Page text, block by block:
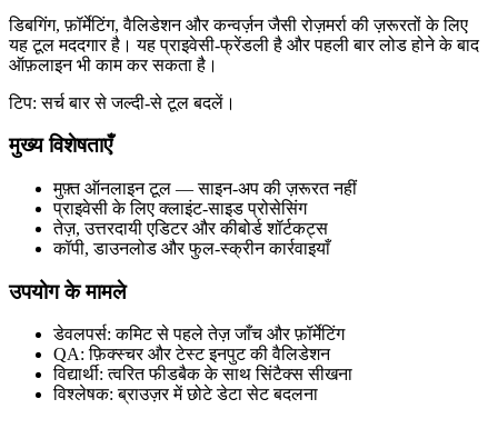
डिबगिंग, फ़ॉर्मेटिंग, वैलिडेशन और कन्वर्ज़न जैसी रोज़मर्रा की ज़रूरतों के लिए
यह टूल मददगार है। यह प्राइवेसी‑फ्रेंडली है और पहली बार लोड होने के बाद
ऑफ़लाइन भी काम कर सकता है।
टिप: सर्च बार से जल्दी‑से टूल बदलें।
मुख्य विशेषताएँ
मुफ़्त ऑनलाइन टूल — साइन‑अप की ज़रूरत नहीं
प्राइवेसी के लिए क्लाइंट‑साइड प्रोसेसिंग
तेज़, उत्तरदायी एडिटर और कीबोर्ड शॉर्टकट्स
कॉपी, डाउनलोड और फुल‑स्क्रीन कार्रवाइयाँ
उपयोग के मामले
डेवलपर्स: कमिट से पहले तेज़ जाँच और फ़ॉर्मेटिंग
QA: फ़िक्स्चर और टेस्ट इनपुट की वैलिडेशन
विद्यार्थी: त्वरित फीडबैक के साथ सिंटैक्स सीखना
विश्लेषक: ब्राउज़र में छोटे डेटा सेट बदलना